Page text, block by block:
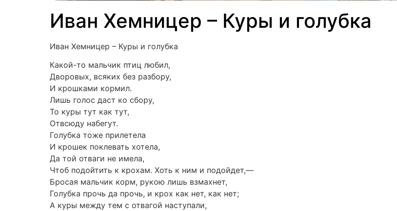
Иван Хемницер – Куры и голубка
Иван Хемницер – Куры и голубка
Какой-то мальчик птиц любил,
Дворовых, всяких без разбору,
И крошками кормил.
Лишь голос даст ко сбору,
То куры тут как тут,
Отвсюду набегут.
Голубка тоже прилетела
И крошек поклевать хотела,
Да той отваги не имела,
Чтоб подойтить к крохам. Хоть к ним и подойдет,—
Бросая мальчик корм, рукою лишь взмахнет,
Голубка прочь да прочь, и крох как нет, как нет;
А куры между тем с отвагой наступали,